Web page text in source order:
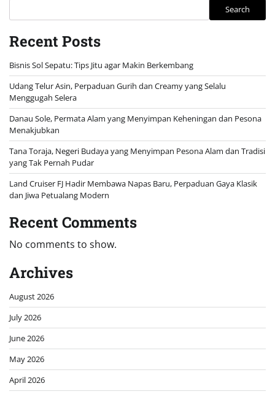
Search
Recent Posts
Bisnis Sol Sepatu: Tips Jitu agar Makin Berkembang
Udang Telur Asin, Perpaduan Gurih dan Creamy yang Selalu
Menggugah Selera
Danau Sole, Permata Alam yang Menyimpan Keheningan dan Pesona
Menakjubkan
Tana Toraja, Negeri Budaya yang Menyimpan Pesona Alam dan Tradisi
yang Tak Pernah Pudar
Land Cruiser FJ Hadir Membawa Napas Baru, Perpaduan Gaya Klasik
dan Jiwa Petualang Modern
Recent Comments
No comments to show.
Archives
August 2026
July 2026
June 2026
May 2026
April 2026